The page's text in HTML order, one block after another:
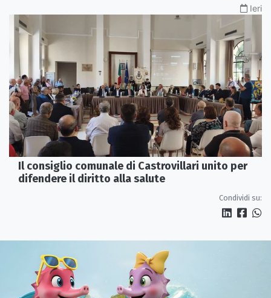
Ieri
Il consiglio comunale di Castrovillari unito per
difendere il diritto alla salute
Condividi su: